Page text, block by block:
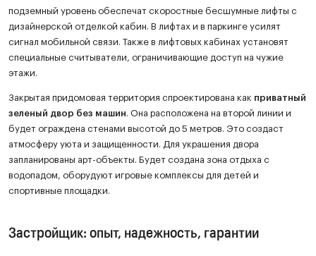
подземный уровень обеспечат скоростные бесшумные лифты с
дизайнерской отделкой кабин. В лифтах и в паркинге усилят
сигнал мобильной связи. Также в лифтовых кабинах установят
специальные считыватели, ограничивающие доступ на чужие
этажи.
Закрытая придомовая территория спроектирована как приватный
зеленый двор без машин . Она расположена на второй линии и
будет ограждена стенами высотой до 5 метров. Это создаст
атмосферу уюта и защищенности. Для украшения двора
запланированы арт-объекты. Будет создана зона отдыха с
водопадом, оборудуют игровые комплексы для детей и
спортивные площадки.
Застройщик: опыт, надежность, гарантии